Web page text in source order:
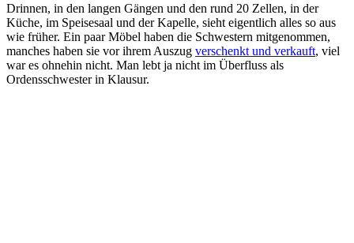
Drinnen, in den langen Gängen und den rund 20 Zellen, in der
Küche, im Speisesaal und der Kapelle, sieht eigentlich alles so aus
wie früher. Ein paar Möbel haben die Schwestern mitgenommen,
manches haben sie vor ihrem Auszug verschenkt und verkauft, viel
war es ohnehin nicht. Man lebt ja nicht im Überfluss als
Ordensschwester in Klausur.